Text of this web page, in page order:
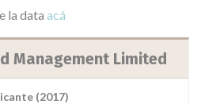
la data acá
Management Limited
(2017)